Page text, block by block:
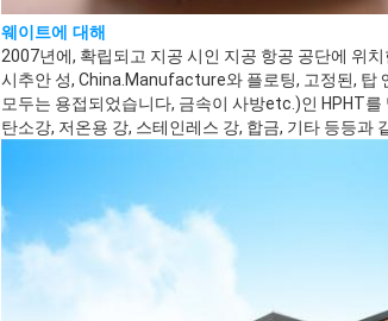
웨이트에 대해
2007년에, 확립되고 지공 시인 지공 항공 공단에 위
시추안 성, China.Manufacture와 플로팅, 고정된, 탑
모두는 용접되었습니다, 금속이 사방etc.)인 HPHT
탄소강, 저온용 강, 스테인레스 강, 합금, 기타 등등과